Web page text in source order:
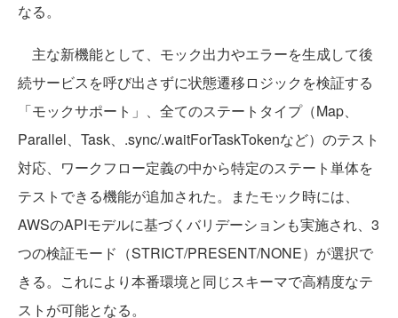
なる。
主な新機能として、モック出力やエラーを生成して後
続サービスを呼び出さずに状態遷移ロジックを検証する
「モックサポート」、全てのステートタイプ（Map、
Parallel、Task、.sync/.waitForTaskTokenなど）のテスト
対応、ワークフロー定義の中から特定のステート単体を
テストできる機能が追加された。またモック時には、
AWSのAPIモデルに基づくバリデーションも実施され、3
つの検証モード（STRICT/PRESENT/NONE）が選択で
きる。これにより本番環境と同じスキーマで高精度なテ
ストが可能となる。